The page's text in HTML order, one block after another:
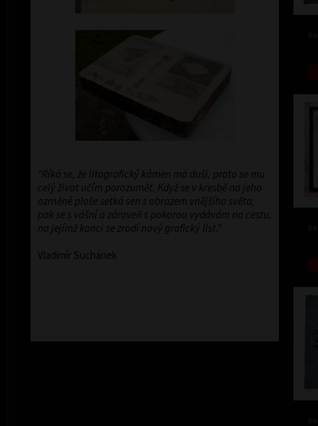
"Říká se, že litografický kámen má duši, proto se mu
celý život učím porozumět. Když se v kresbě na jeho
ozrněné ploše setká sen s obrazem vnějšího světa,
pak se s vášní a zároveň s pokorou vydávám na cestu,
na jejímž konci se zrodí nový grafický list."
Vladimír Suchánek